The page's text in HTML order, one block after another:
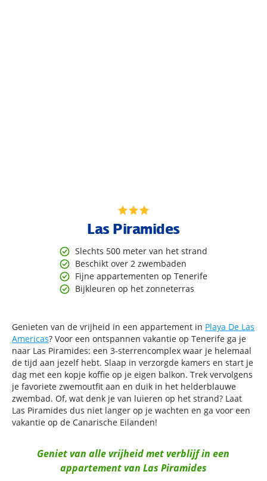
Las Piramides
Slechts 500 meter van het strand
Beschikt over 2 zwembaden
Fijne appartementen op Tenerife
Bijkleuren op het zonneterras
Genieten van de vrijheid in een appartement in Playa De Las
Americas? Voor een ontspannen vakantie op Tenerife ga je
naar Las Piramides: een 3-sterrencomplex waar je helemaal
de tijd aan jezelf hebt. Slaap in verzorgde kamers en start je
dag met een kopje koffie op je eigen balkon. Trek vervolgens
je favoriete zwemoutfit aan en duik in het helderblauwe
zwembad. Of, wat denk je van luieren op het strand? Laat
Las Piramides dus niet langer op je wachten en ga voor een
vakantie op de Canarische Eilanden!
Geniet van alle vrijheid met verblijf in een
appartement van Las Piramides